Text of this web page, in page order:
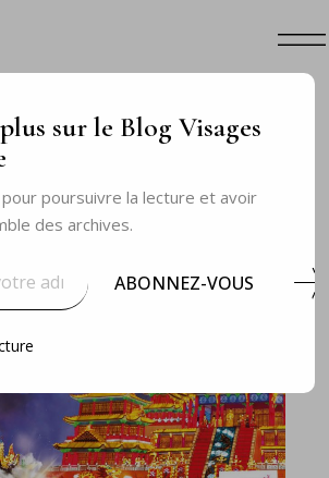
sur le Blog Visages
poursuivre la lecture et avoir
des archives.
ABONNEZ-VOUS